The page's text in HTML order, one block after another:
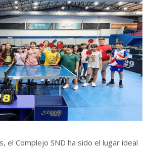
el Complejo SND ha sido el lugar ideal